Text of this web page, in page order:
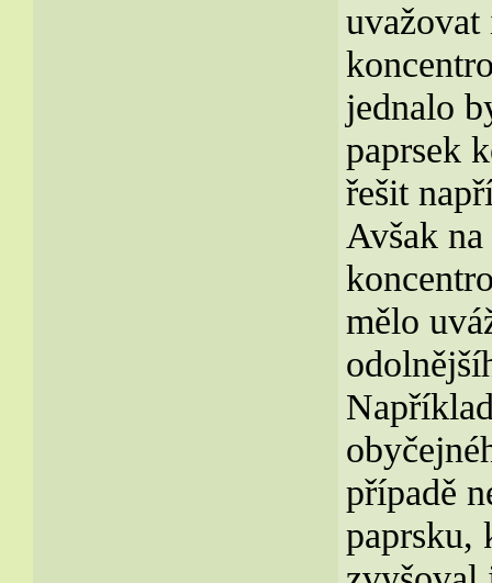
jednalo
paprsek
řešit
Avšak
mělo
případě
paprsku,